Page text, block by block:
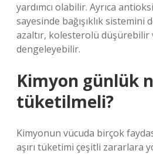
yardımcı olabilir. Ayrıca
sayesinde bağışıklık sistemini
azaltır, kolesterolü düşürebilir
dengeleyebilir.
Kimyon günlük
tüketilmeli?
Kimyonun vücuda birçok
aşırı tüketimi çeşitli zararlara